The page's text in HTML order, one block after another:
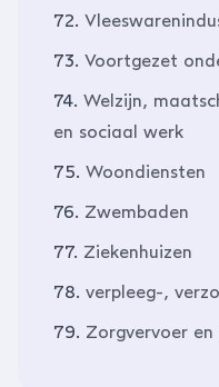
72.
73. Voortgezet
74. Welzijn,
en sociaal werk
75. Woondiensten
76. Zwembaden
77. Ziekenhuizen
78. verpleeg-,
79. Zorgvervoer